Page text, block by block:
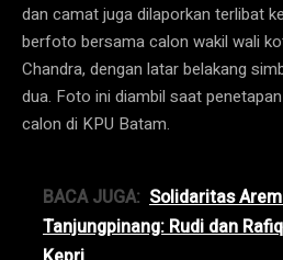
dan camat juga dilaporkan terlibat
berfoto bersama calon wakil wali
Chandra, dengan latar belakang
dua. Foto ini diambil saat
calon di KPU Batam.
BACA JUGA: Solidaritas
Tanjungpinang: Rudi dan